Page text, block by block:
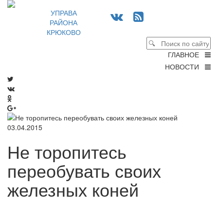
УПРАВА
РАЙОНА
КРЮКОВО
ГЛАВНОЕ
НОВОСТИ
03.04.2015
Не торопитесь
переобувать своих
железных коней